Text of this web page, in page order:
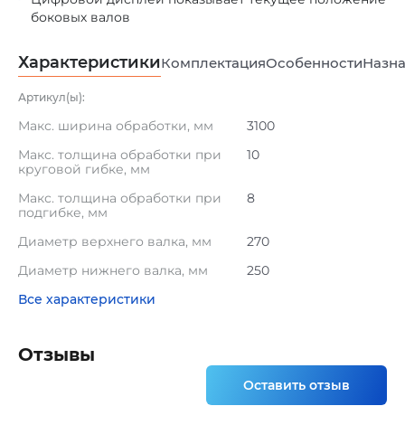
боковых валов
ХарактеристикиКомплектацияОсобенности
Артикул(ы):
Макс. ширина обработки, мм
3100
Макс. толщина обработки при
круговой гибке, мм
10
Макс. толщина обработки при
подгибке, мм
8
Диаметр верхнего валка, мм
270
Диаметр нижнего валка, мм
250
Все характеристики
Отзывы
Оставить отзыв